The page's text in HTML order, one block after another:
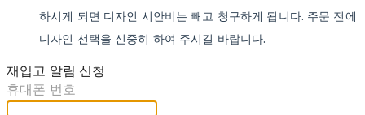
하시게 되면 디자인 시안비는 빼고 청구하게 됩니다. 주문 전에
디자인 선택을 신중히 하여 주시길 바랍니다.
재입고 알림 신청
휴대폰 번호